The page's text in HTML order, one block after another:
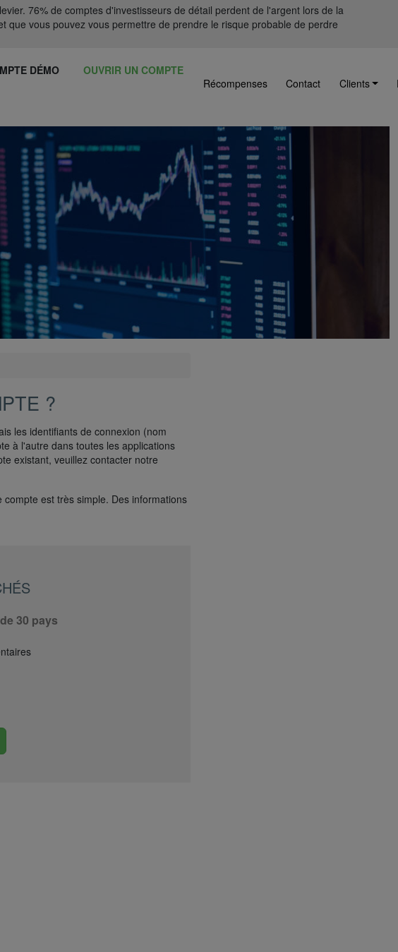
76% de comptes d'investisseurs de détail perdent de l'argent lors de la
que vous pouvez vous permettre de prendre le risque probable de perdre
DÉMO
OUVRIR UN COMPTE
Récompenses
Contact Clients
?
les identifiants de connexion (nom
à l'autre dans toutes les applications
existant, veuillez contacter notre
est très simple. Des informations
30 pays